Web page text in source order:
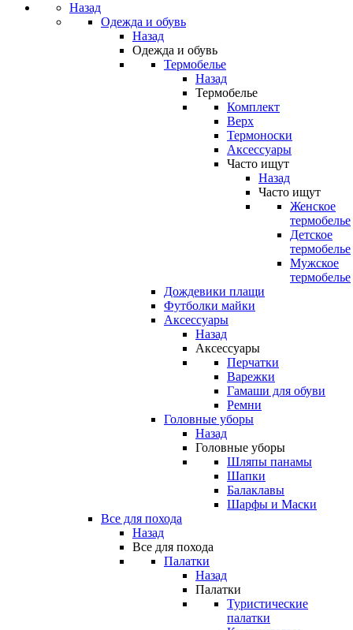
Назад
Одежда и обувь
Назад
Одежда и обувь
Термобелье
Назад
Термобелье
Комплект
Верх
Термоноски
Аксессуары
Часто ищут
Назад
Часто ищут
Женское
термобелье
Детское
термобелье
Мужское
термобелье
Дождевики плащи
Футболки майки
Аксессуары
Назад
Аксессуары
Перчатки
Варежки
Гамаши для обуви
Ремни
Головные уборы
Назад
Головные уборы
Шляпы панамы
Шапки
Балаклавы
Шарфы и Маски
Все для похода
Назад
Все для похода
Палатки
Назад
Палатки
Туристические
палатки